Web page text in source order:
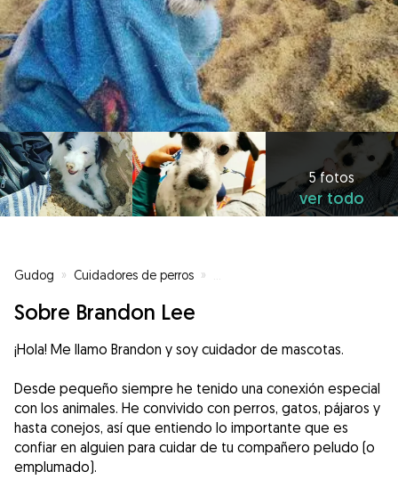
5 fotos
ver todo
Gudog » Cuidadores de perros »
Sobre Brandon Lee
¡Hola! Me llamo Brandon y soy cuidador de mascotas.
Desde pequeño siempre he tenido una conexión especial
con los animales. He convivido con perros, gatos, pájaros y
hasta conejos, así que entiendo lo importante que es
confiar en alguien para cuidar de tu compañero peludo (o
emplumado).